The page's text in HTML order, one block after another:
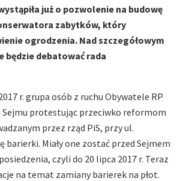
już o pozwolenie na budowę
zabytków, który
ogrodzenia. Nad szczegółowym
debatować rada
r. grupa osób z ruchu Obywatele RP
protestując przeciwko reformom
przez rząd PiS, przy ul.
barierki. Miały one zostać przed Sejmem
czyli do 20 lipca 2017 r. Teraz
na temat zamiany barierek na płot.